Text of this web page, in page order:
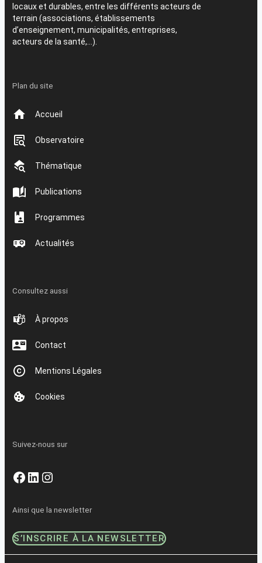
locaux et durables, entre les différents acteurs de
terrain (associations, établissements
d’enseignement, municipalités, entreprises,
acteurs de la santé,…).
Plan du site
Accueil
Observatoire
Thématique
Publications
Programmes
Actualités
Consultez aussi
À propos
Contact
Mentions Légales
Cookies
Suivez-nous sur
Facebook
LinkedIn
Instagram
Ainsi que la newsletter
S’INSCRIRE À LA NEWSLETTER